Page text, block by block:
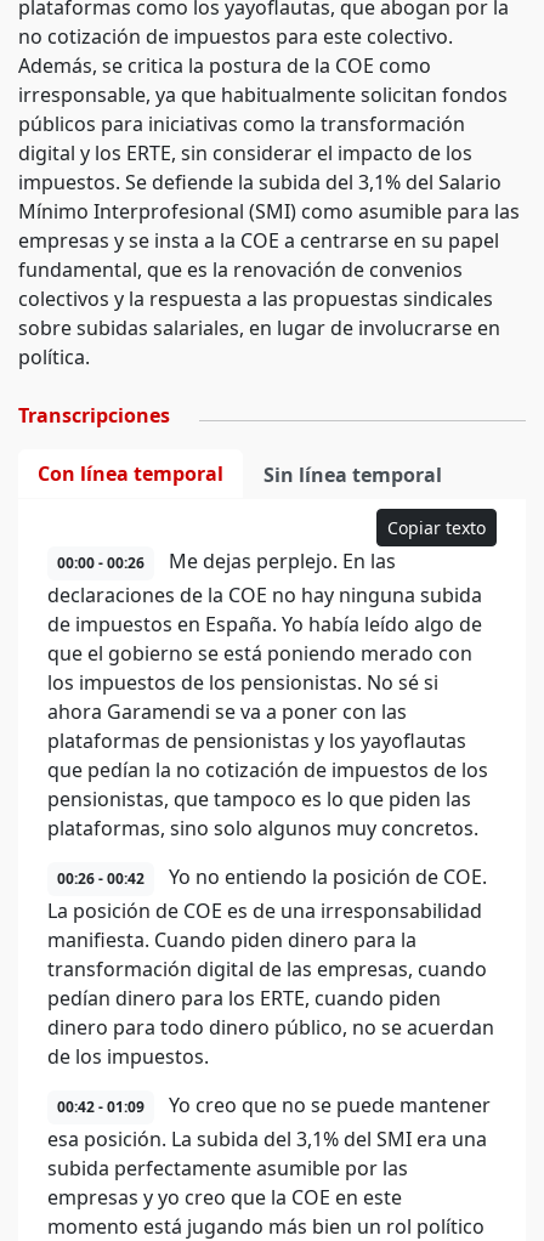
plataformas como los yayoflautas, que abogan por la
no cotización de impuestos para este colectivo.
Además, se critica la postura de la COE como
irresponsable, ya que habitualmente solicitan fondos
públicos para iniciativas como la transformación
digital y los ERTE, sin considerar el impacto de los
impuestos. Se defiende la subida del 3,1% del Salario
Mínimo Interprofesional (SMI) como asumible para las
empresas y se insta a la COE a centrarse en su papel
fundamental, que es la renovación de convenios
colectivos y la respuesta a las propuestas sindicales
sobre subidas salariales, en lugar de involucrarse en
política.
Transcripciones
Con línea temporal Sin línea temporal
Copiar texto
00:00 - 00:26
Me dejas perplejo. En las
declaraciones de la COE no hay ninguna subida
de impuestos en España. Yo había leído algo de
que el gobierno se está poniendo merado con
los impuestos de los pensionistas. No sé si
ahora Garamendi se va a poner con las
plataformas de pensionistas y los yayoflautas
que pedían la no cotización de impuestos de los
pensionistas, que tampoco es lo que piden las
plataformas, sino solo algunos muy concretos.
00:26 - 00:42
Yo no entiendo la posición de COE.
La posición de COE es de una irresponsabilidad
manifiesta. Cuando piden dinero para la
transformación digital de las empresas, cuando
pedían dinero para los ERTE, cuando piden
dinero para todo dinero público, no se acuerdan
de los impuestos.
00:42 - 01:09
Yo creo que no se puede mantener
esa posición. La subida del 3,1% del SMI era una
subida perfectamente asumible por las
empresas y yo creo que la COE en este
momento está jugando más bien un rol político